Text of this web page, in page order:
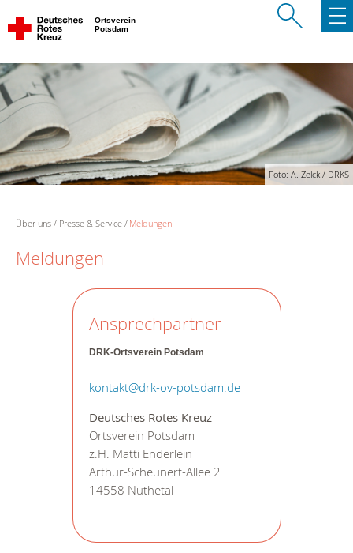
Ortsverein
Potsdam
Foto: A. Zelck / DRKS
Über uns Presse & Service Meldungen
Meldungen
Ansprechpartner
DRK-Ortsverein Potsdam
kontakt@drk-ov-potsdam.de
Deutsches Rotes Kreuz
Ortsverein Potsdam
z.H. Matti Enderlein
Arthur-Scheunert-Allee 2
14558 Nuthetal